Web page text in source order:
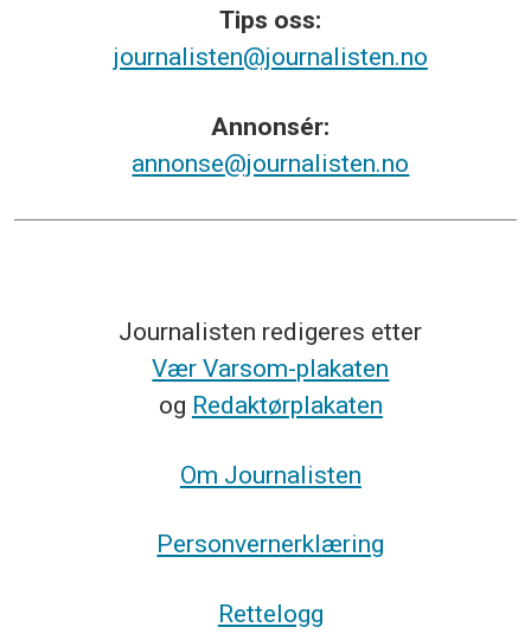
Tips oss:
journalisten@journalisten.no
Annonsér:
annonse@journalisten.no
Journalisten redigeres etter
Vær Varsom-plakaten
og Redaktørplakaten
Om Journalisten
Personvernerklæring
Rettelogg